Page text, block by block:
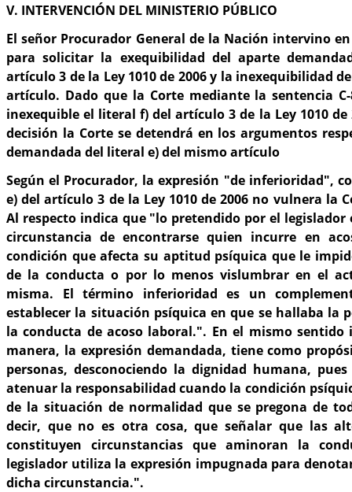
V. INTERVENCIÓN DEL MINISTERIO PÚBLICO
El señor Procurador General de la Nación intervino
para solicitar la exequibilidad del aparte
artículo 3 de la Ley 1010 de 2006 y la inexequibilidad
artículo. Dado que la Corte mediante la sentencia C-
inexequible el literal f) del artículo 3 de la Ley 1010 de
decisión la Corte se detendrá en los argumentos
demandada del literal e) del mismo artículo
Según el Procurador, la expresión "de inferioridad",
e) del artículo 3 de la Ley 1010 de 2006 no vulnera la
Al respecto indica que "lo pretendido por el legislador
circunstancia de encontrarse quien incurre en
condición que afecta su aptitud psíquica que le
de la conducta o por lo menos vislumbrar en el
misma. El término inferioridad es un
establecer la situación psíquica en que se hallaba la
la conducta de acoso laboral.". En el mismo
manera, la expresión demandada, tiene como
personas, desconociendo la dignidad humana,
atenuar la responsabilidad cuando la condición
de la situación de normalidad que se pregona de
decir, que no es otra cosa, que señalar que las
constituyen circunstancias que aminoran la
legislador utiliza la expresión impugnada para
dicha circunstancia.".